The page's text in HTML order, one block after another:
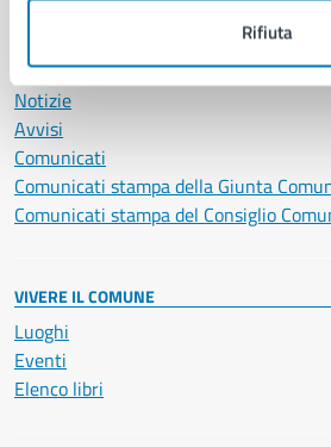
Rifiuta
NOVITÀ
Notizie
Avvisi
Comunicati
Comunicati stampa della Giunta
Comunicati stampa del Consiglio
VIVERE IL COMUNE
Luoghi
Eventi
Elenco libri